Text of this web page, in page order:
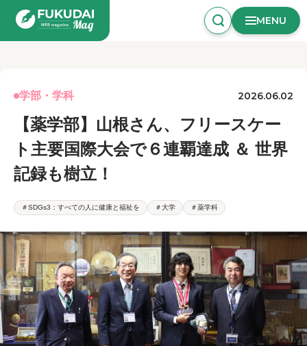
MENU
学部・学科 2026.06.02
【薬学部】山根さん、フリースケー
ト主要国際大会で６連覇達成 ＆ 世界
記録も樹立！
＃SDGs3：すべての人に健康と福祉を ＃大学 ＃薬学科